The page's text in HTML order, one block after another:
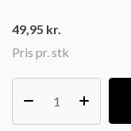
Pris pr. stk
49,95 kr.